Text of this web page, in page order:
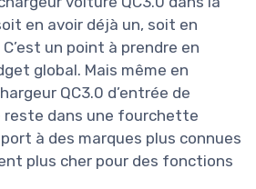
en avoir déjà un, soit en
un point à prendre en
global. Mais même en
QC3.0 d’entrée de
reste dans une fourchette
à des marques plus connues
plus cher pour des fonctions